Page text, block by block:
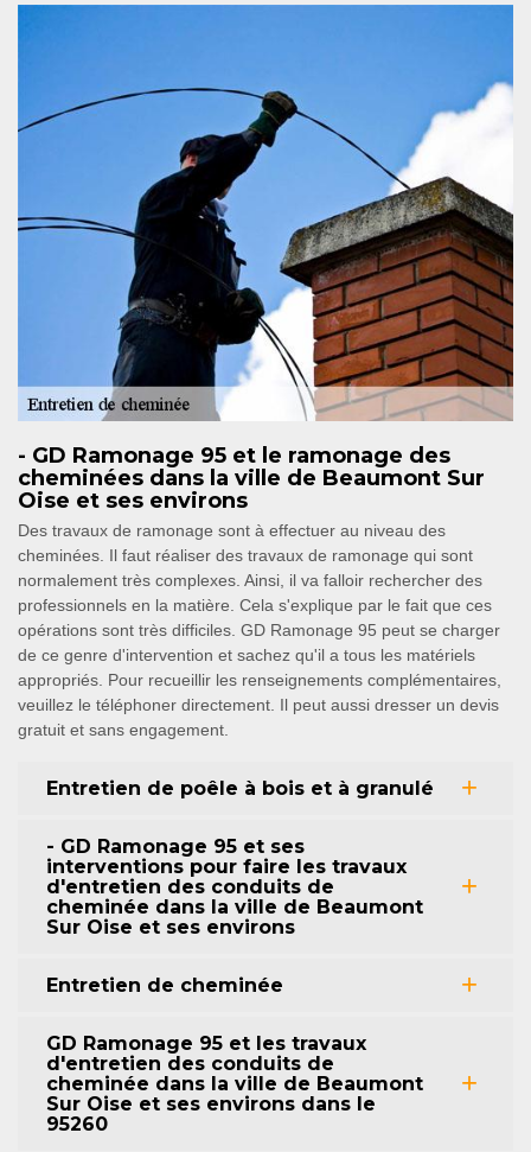
- GD Ramonage 95 et le ramonage des
cheminées dans la ville de Beaumont Sur
Oise et ses environs
Des travaux de ramonage sont à effectuer au niveau des
cheminées. Il faut réaliser des travaux de ramonage qui sont
normalement très complexes. Ainsi, il va falloir rechercher des
professionnels en la matière. Cela s'explique par le fait que ces
opérations sont très difficiles. GD Ramonage 95 peut se charger
de ce genre d'intervention et sachez qu'il a tous les matériels
appropriés. Pour recueillir les renseignements complémentaires,
veuillez le téléphoner directement. Il peut aussi dresser un devis
gratuit et sans engagement.
Entretien de poêle à bois et à granulé
- GD Ramonage 95 et ses
interventions pour faire les travaux
d'entretien des conduits de
cheminée dans la ville de Beaumont
Sur Oise et ses environs
Entretien de cheminée
GD Ramonage 95 et les travaux
d'entretien des conduits de
cheminée dans la ville de Beaumont
Sur Oise et ses environs dans le
95260